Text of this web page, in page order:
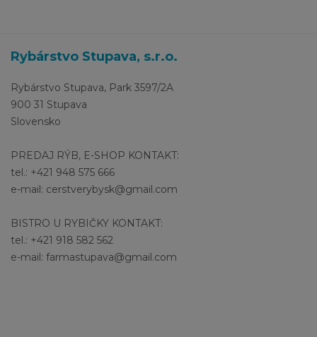
Rybárstvo Stupava, s.r.o.
Rybárstvo Stupava, Park 3597/2A
900 31 Stupava
Slovensko
PREDAJ RÝB, E-SHOP KONTAKT:
tel.: +421 948 575 666
e-mail: cerstverybysk@gmail.com
BISTRO U RYBIČKY KONTAKT:
tel.: +421 918 582 562
e-mail: farmastupava@gmail.com